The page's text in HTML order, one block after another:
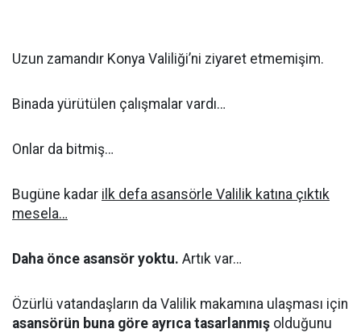
Uzun zamandır Konya Valiliği’ni ziyaret etmemişim.
Binada yürütülen çalışmalar vardı…
Onlar da bitmiş…
Bugüne kadar ilk defa asansörle Valilik katına çıktık
mesela…
Daha önce asansör yoktu. Artık var…
Özürlü vatandaşların da Valilik makamına ulaşması için
asansörün buna göre ayrıca tasarlanmış olduğunu